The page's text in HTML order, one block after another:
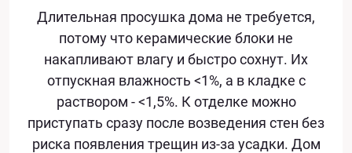
Длительная просушка дома не требуется,
потому что керамические блоки не
накапливают влагу и быстро сохнут. Их
отпускная влажность <1%, а в кладке с
раствором - <1,5%. К отделке можно
приступать сразу после возведения стен без
риска появления трещин из-за усадки. Дом